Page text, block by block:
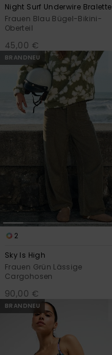
Night Surf Underwire Bralette
Frauen Blau Bügel-Bikini-
Oberteil
45,00 €
BRANDNEU
2
Sky Is High
Frauen Grün Lässige
Cargohosen
90,00 €
BRANDNEU